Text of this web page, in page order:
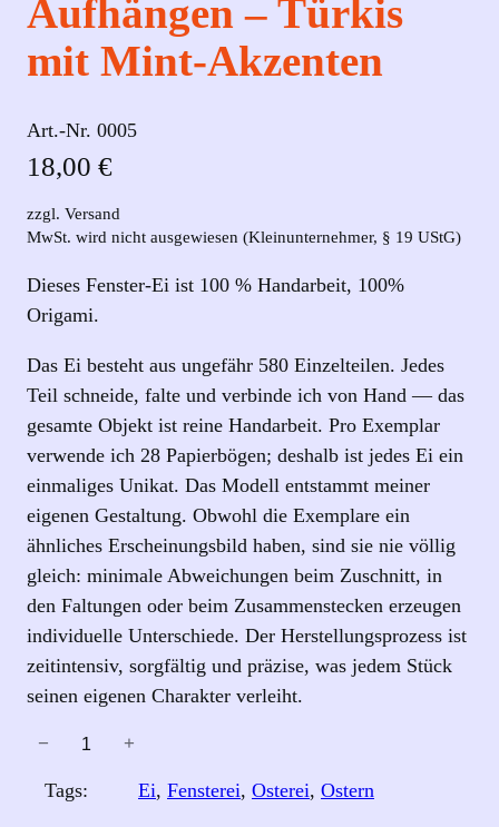
Aufhängen – Türkis
mit Mint-Akzenten
Art.-Nr. 0005
18,00 €
zzgl. Versand
MwSt. wird nicht ausgewiesen (Kleinunternehmer, § 19 UStG)
Dieses Fenster-Ei ist 100 % Handarbeit, 100%
Origami.
Das Ei besteht aus ungefähr 580 Einzelteilen. Jedes
Teil schneide, falte und verbinde ich von Hand — das
gesamte Objekt ist reine Handarbeit. Pro Exemplar
verwende ich 28 Papierbögen; deshalb ist jedes Ei ein
einmaliges Unikat. Das Modell entstammt meiner
eigenen Gestaltung. Obwohl die Exemplare ein
ähnliches Erscheinungsbild haben, sind sie nie völlig
gleich: minimale Abweichungen beim Zuschnitt, in
den Faltungen oder beim Zusammenstecken erzeugen
individuelle Unterschiede. Der Herstellungsprozess ist
zeitintensiv, sorgfältig und präzise, was jedem Stück
seinen eigenen Charakter verleiht.
− +
Tags: Ei, Fensterei, Osterei, Ostern